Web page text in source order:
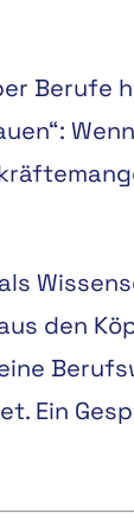
Berufe
den
Ein